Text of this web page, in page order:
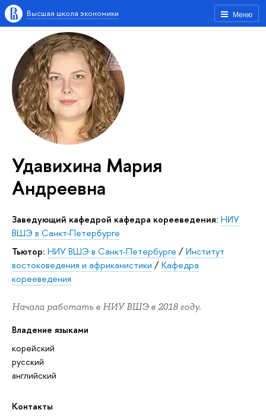
Меню
Высшая школа экономики
Удавихина Мария
Андреевна
Заведующий кафедрой кафедра корееведения: НИУ
ВШЭ в Санкт-Петербурге
Тьютор: НИУ ВШЭ в Санкт-Петербурге /Институт
востоковедения и африканистики /Кафедра
корееведения
Начала работать в НИУ ВШЭ в 2018 году.
Владение языками
корейский
русский
английский
Контакты